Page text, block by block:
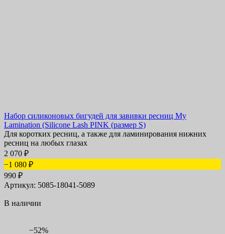
Набор силиконовых бигудей для завивки ресниц My
Lamination (Silicone Lash PINK (размер S)
Для коротких ресниц, а также для ламинирования нижних
ресниц на любых глазах
2 070 ₽
−1 080 ₽
990 ₽
Артикул: 5085-18041-5089
В наличии
−52%